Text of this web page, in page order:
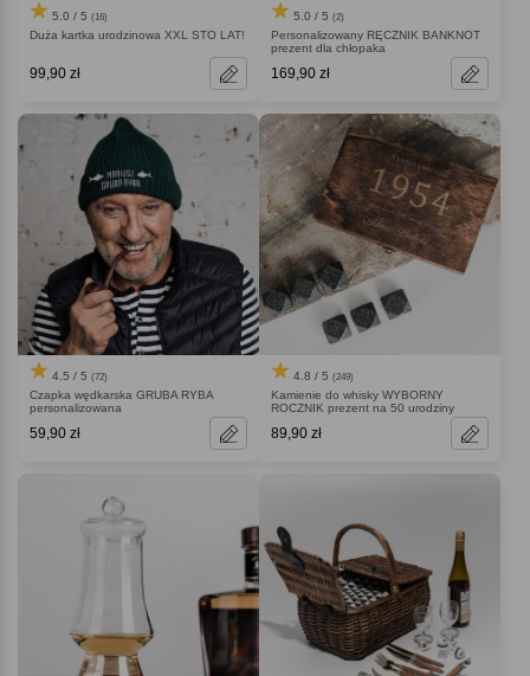
5.0 / 5 (16)
Duża kartka urodzinowa XXL STO LAT!
99,90 zł
5.0 / 5 (2)
Personalizowany RĘCZNIK BANKNOT
prezent dla chłopaka
169,90 zł
4.5 / 5 (72)
Czapka wędkarska GRUBA RYBA
personalizowana
59,90 zł
4.8 / 5 (249)
Kamienie do whisky WYBORNY
ROCZNIK prezent na 50 urodziny
89,90 zł